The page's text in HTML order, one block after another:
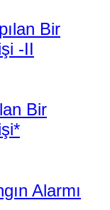
Bir
-II
Bir
Alarmı